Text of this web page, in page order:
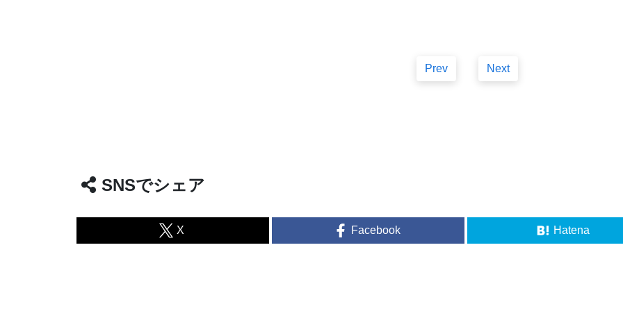
Prev Next
SNSでシェア
X Facebook Hatena